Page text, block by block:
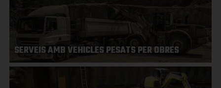
SERVEIS AMB VEHICLES PESATS PER OBRES